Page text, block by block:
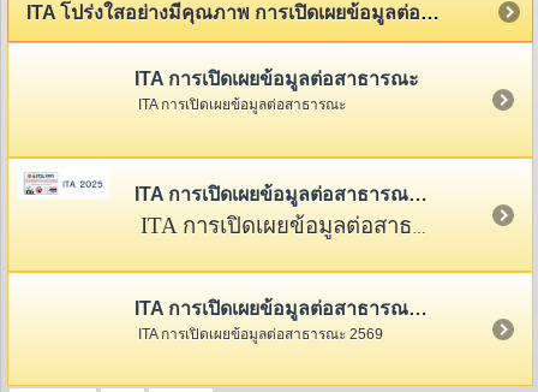
ITA โปร่งใสอย่างมีคุณภาพ การเปิดเผยข้อมูลต่อสาธารณะ
ITA การเปิดเผยข้อมูลต่อสาธารณะ
ITA การเปิดเผยข้อมูลต่อสาธารณะ
ITA การเปิดเผยข้อมูลต่อสาธารณะ 2568
ITA การเปิดเผยข้อมูลต่อสาธารณะ 2569
ITA การเปิดเผยข้อมูลต่อสาธารณะ 2569